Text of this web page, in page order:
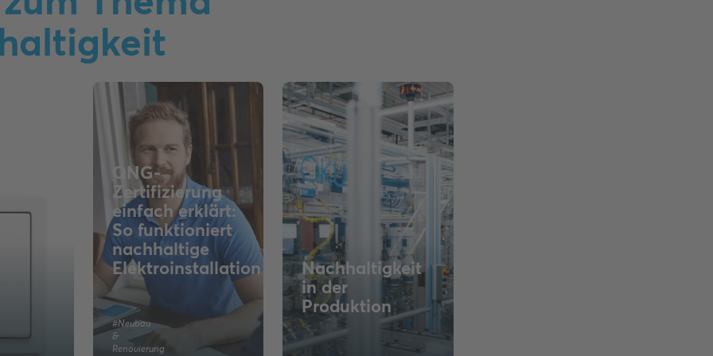
QNG-
Zertifizierung
einfach erklärt:
So funktioniert
nachhaltige
Elektroinstallation
#Neubau
&
Renovierung
Nachhaltigkeit
in der
Produktion